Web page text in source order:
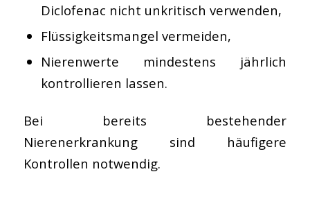
Diclofenac nicht unkritisch verwenden,
Flüssigkeitsmangel vermeiden,
Nierenwerte mindestens jährlich
kontrollieren lassen.
Bei bereits bestehender
Nierenerkrankung sind häufigere
Kontrollen notwendig.